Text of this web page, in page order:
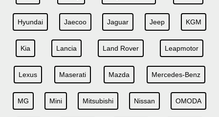
Hyundai Jaecoo Jaguar Jeep KGM
Kia Lancia Land Rover Leapmotor
Lexus Maserati Mazda Mercedes-Benz
MG Mini Mitsubishi Nissan OMODA